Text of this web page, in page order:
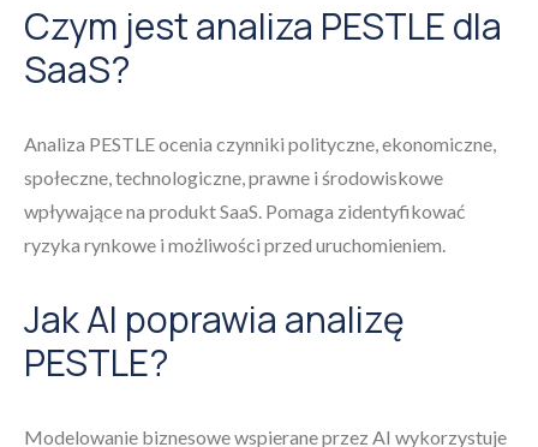
Czym jest analiza PESTLE dla
SaaS?
Analiza PESTLE ocenia czynniki polityczne, ekonomiczne,
społeczne, technologiczne, prawne i środowiskowe
wpływające na produkt SaaS. Pomaga zidentyfikować
ryzyka rynkowe i możliwości przed uruchomieniem.
Jak AI poprawia analizę
PESTLE?
Modelowanie biznesowe wspierane przez AI wykorzystuje